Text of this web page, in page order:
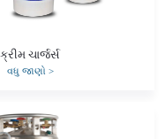
ક્રીમ ચાર્જર્સ
વધુ જાણો >